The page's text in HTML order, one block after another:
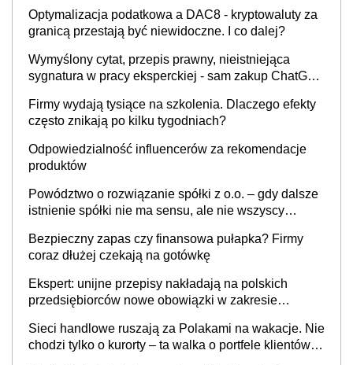
Optymalizacja podatkowa a DAC8 - kryptowaluty za
granicą przestają być niewidoczne. I co dalej?
Wymyślony cytat, przepis prawny, nieistniejąca
sygnatura w pracy eksperckiej - sam zakup ChatGPT
Firmy wydają tysiące na szkolenia. Dlaczego efekty
często znikają po kilku tygodniach?
Odpowiedzialność influencerów za rekomendacje
produktów
Powództwo o rozwiązanie spółki z o.o. – gdy dalsze
istnienie spółki nie ma sensu, ale nie wszyscy
Bezpieczny zapas czy finansowa pułapka? Firmy
coraz dłużej czekają na gotówkę
Ekspert: unijne przepisy nakładają na polskich
przedsiębiorców nowe obowiązki w zakresie
Sieci handlowe ruszają za Polakami na wakacje. Nie
chodzi tylko o kurorty – ta walka o portfele klientów